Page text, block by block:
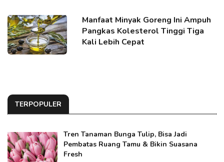
Manfaat Minyak Goreng Ini Ampuh
Pangkas Kolesterol Tinggi Tiga
Kali Lebih Cepat
TERPOPULER
Tren Tanaman Bunga Tulip, Bisa Jadi
Pembatas Ruang Tamu & Bikin Suasana
Fresh